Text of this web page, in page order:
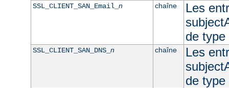
SSL_CLIENT_SAN_Email_ n chaîne
Les
de type
SSL_CLIENT_SAN_DNS_ n chaîne
Les
de type